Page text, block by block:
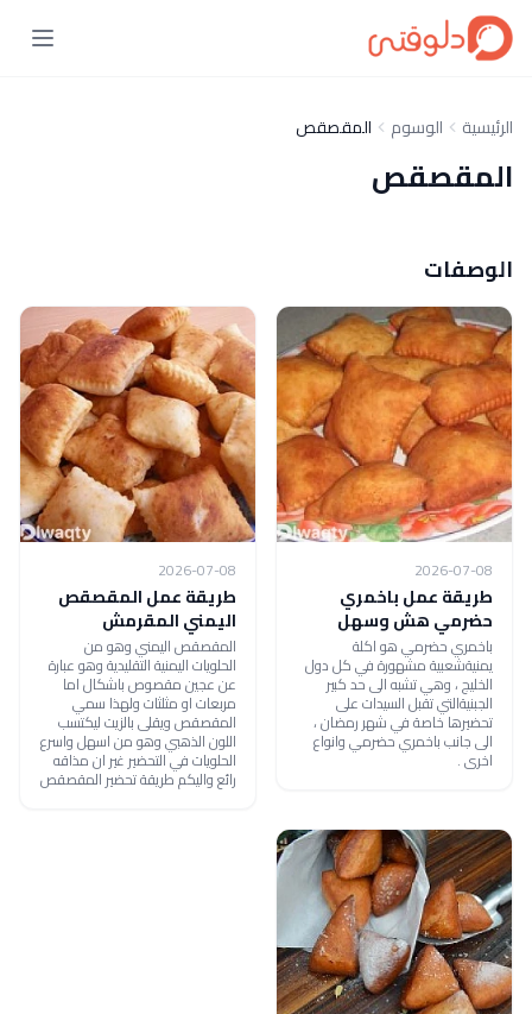
الرئيسية الوسوم المقصقص
المقصقص
الوصفات
2026-07-08
طريقة عمل باخمري
حضرمي هش وسهل
باخمري حضرمي هو اكلة
يمنيةشعبية مشهورة في كل دول
الخليج ، وهي تشبه الى حد كبير
الجبنيةالتي تقبل السيدات على
تحضيرها خاصة في شهر رمضان ،
الى جانب باخمري حضرمي وانواع
اخرى .
2026-07-08
طريقة عمل المقصقص
اليمني المقرمش
المقصقص اليمني وهو من
الحلويات اليمنية التقليدية وهو عبارة
عن عجين مقصوص باشكال اما
مربعات او مثلثات ولهذا سمي
المقصقص ويقلى بالزيت ليكتسب
اللون الذهبي وهو من اسهل واسرع
الحلويات في التحضير غير ان مذاقه
رائع واليكم طريقة تحضير المقصقص